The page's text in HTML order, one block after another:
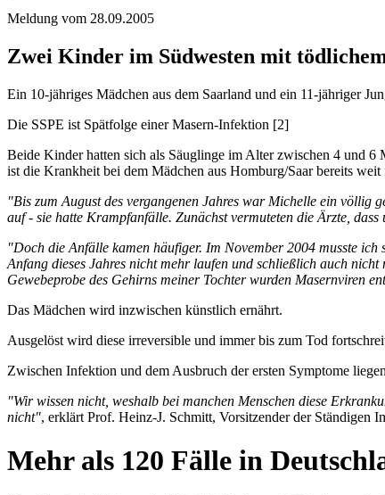
Meldung vom 28.09.2005
Zwei Kinder im Südwesten mit
Ein 10-jähriges Mädchen aus dem Saarland und ein 11-jähriger
Die SSPE ist Spätfolge einer Masern-Infektion [2]
Beide Kinder hatten sich als Säuglinge im Alter zwischen 4 und 6
ist die Krankheit bei dem Mädchen aus Homburg/Saar bereits weit
"Bis zum August des vergangenen Jahres war Michelle ein völlig
auf - sie hatte Krampfanfälle. Zunächst vermuteten die Ärzte,
"Doch die Anfälle kamen häufiger. Im November 2004 musste
Anfang dieses Jahres nicht mehr laufen und schließlich auch
Gewebeprobe des Gehirns meiner Tochter wurden Masernviren
Das Mädchen wird inzwischen künstlich ernährt.
Ausgelöst wird diese irreversible und immer bis zum Tod
Zwischen Infektion und dem Ausbruch der ersten Symptome
"Wir wissen nicht, weshalb bei manchen Menschen diese
nicht", erklärt Prof. Heinz-J. Schmitt, Vorsitzender der
Mehr als 120 Fälle in